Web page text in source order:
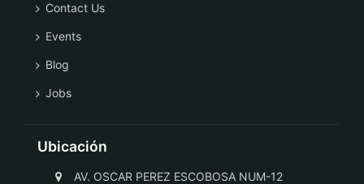
Contact Us
Events
Blog
Jobs
Ubicación
AV. OSCAR PEREZ ESCOBOSA NUM-12